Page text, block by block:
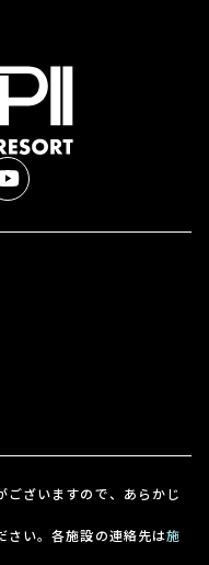
ございますので、あらかじ
さい。各施設の連絡先は施